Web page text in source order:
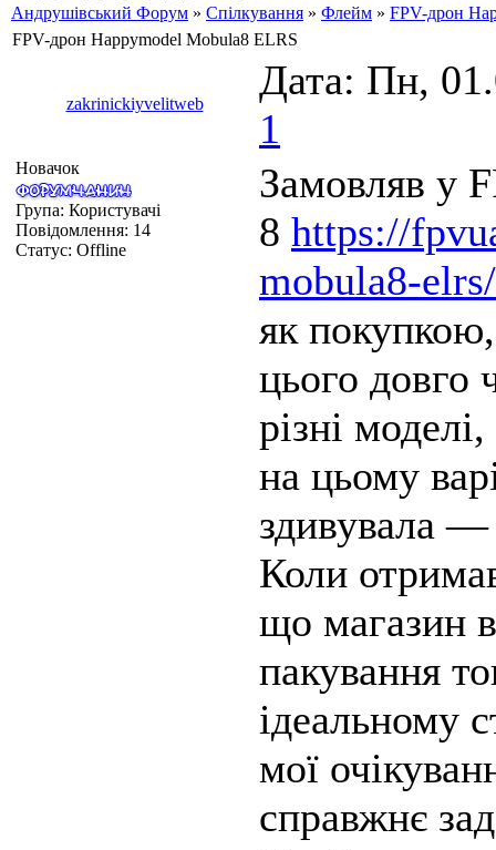
Андрушівський Форум » Спілкування » Флейм » FPV-дрон
FPV-дрон Happymodel Mobula8 ELRS
zakrinickiyvelitweb
Дата: Пн,
1
Новачок
Група: Користувачі
Повідомлення: 14
Статус: Offline
Замовляв у
8 https://
mobula8-elrs/
як
цього довго
різні
на цьому
здивувала —
Коли
що магазин
пакування
ідеальному
мої
справжнє